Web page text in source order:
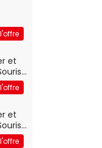
et
Plug
et
Plug